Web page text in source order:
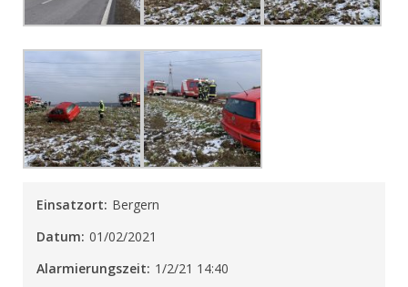
Einsatzort: Bergern
Datum: 01/02/2021
Alarmierungszeit: 1/2/21 14:40